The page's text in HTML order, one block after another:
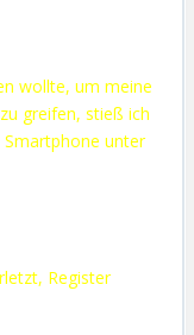
wollte, um meine
greifen, stieß ich
unter
Register